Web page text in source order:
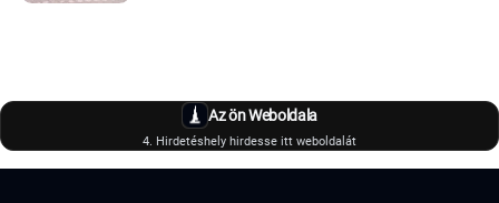
Az ön Weboldala
4. Hirdetéshely hirdesse itt weboldalát